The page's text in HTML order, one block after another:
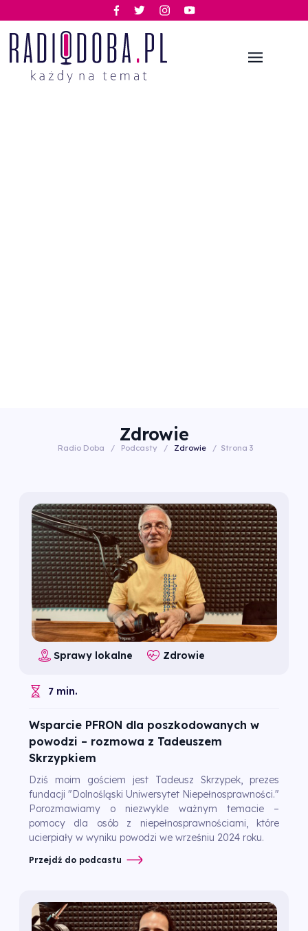
Zdrowie
Radio Doba / Podcasty / Zdrowie / Strona 3
Sprawy lokalne Zdrowie
7 min.
Wsparcie PFRON dla poszkodowanych w
powodzi – rozmowa z Tadeuszem
Skrzypkiem
Dziś moim gościem jest Tadeusz Skrzypek, prezes
fundacji "Dolnośląski Uniwersytet Niepełnosprawności."
Porozmawiamy o niezwykle ważnym temacie –
pomocy dla osób z niepełnosprawnościami, które
ucierpiały w wyniku powodzi we wrześniu 2024 roku.
Przejdź do podcastu